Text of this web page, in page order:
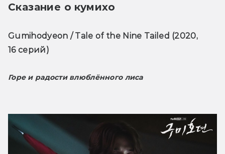
Сказание о кумихо
Gumihodyeon / Tale of the Nine Tailed (2020,
16 серий)
Горе и радости влюблённого лиса